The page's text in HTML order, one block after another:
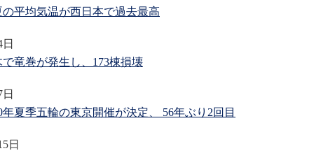
の平均気温が西日本で過去最高
で竜巻が発生し、173棟損壊
年夏季五輪の東京開催が決定、 56年ぶり2回目
日